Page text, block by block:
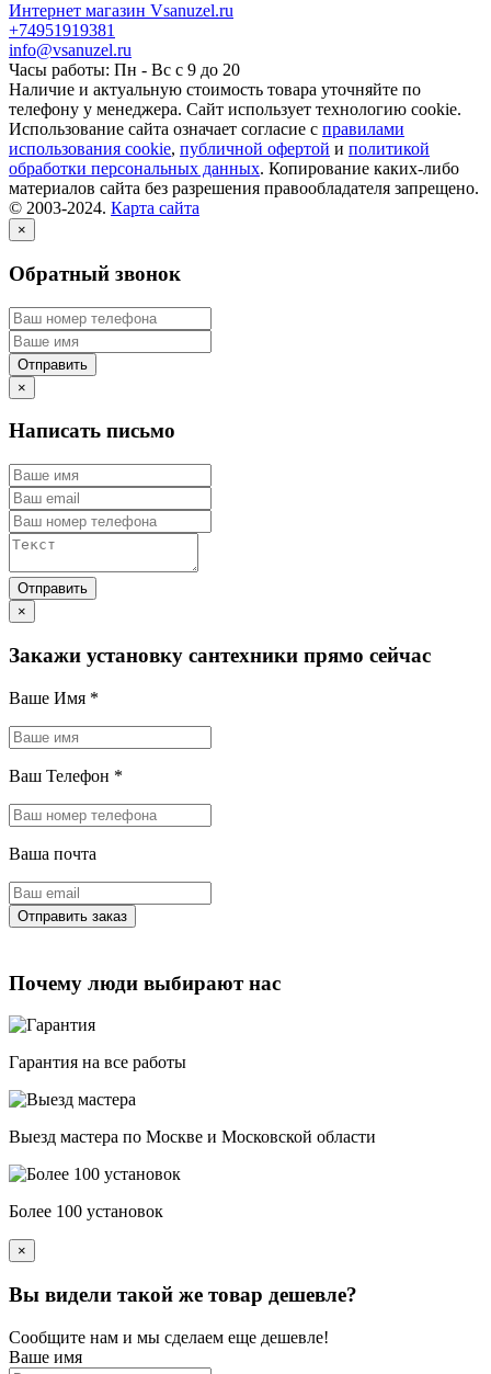
Интернет магазин Vsanuzel.ru
+74951919381
info@vsanuzel.ru
Часы работы: Пн - Вс с 9 до 20
Наличие и актуальную стоимость товара уточняйте по
телефону у менеджера. Сайт использует технологию cookie.
Использование сайта означает согласие с правилами
использования cookie, публичной офертой и политикой
обработки персональных данных. Копирование каких-либо
материалов сайта без разрешения правообладателя запрещено.
© 2003-2024. Карта сайта
×
Обратный звонок
×
Написать письмо
×
Закажи установку сантехники прямо сейчас
Ваше Имя *
Ваш Телефон *
Ваша почта
Почему люди выбирают нас
Гарантия на все работы
Выезд мастера по Москве и Московской области
Более 100 установок
×
Вы видели такой же товар дешевле?
Сообщите нам и мы сделаем еще дешевле!
Ваше имя